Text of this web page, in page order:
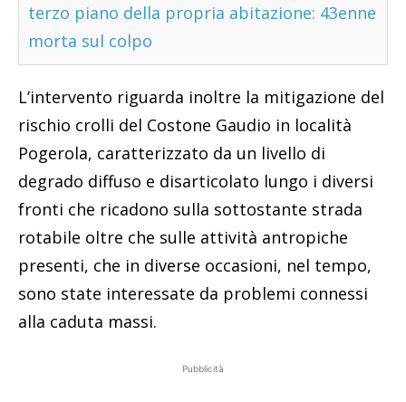
terzo piano della propria abitazione: 43enne
morta sul colpo
L’intervento riguarda inoltre la mitigazione del
rischio crolli del Costone Gaudio in località
Pogerola, caratterizzato da un livello di
degrado diffuso e disarticolato lungo i diversi
fronti che ricadono sulla sottostante strada
rotabile oltre che sulle attività antropiche
presenti, che in diverse occasioni, nel tempo,
sono state interessate da problemi connessi
alla caduta massi.
Pubblicità